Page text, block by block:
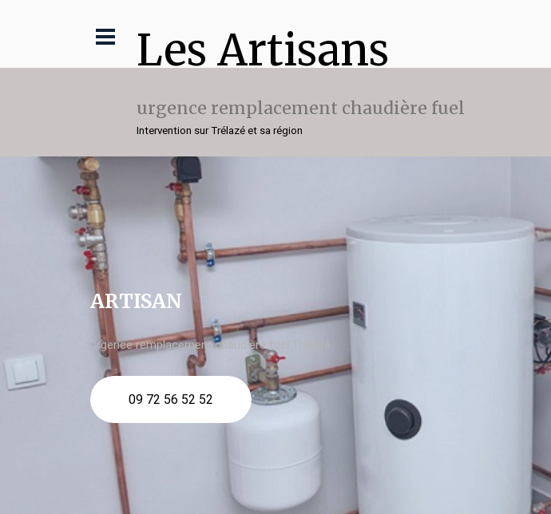
Les Artisans
urgence remplacement chaudière fuel
Intervention sur Trélazé et sa région
ARTISAN
urgence remplacement chaudière fuel Trélazé
09 72 56 52 52